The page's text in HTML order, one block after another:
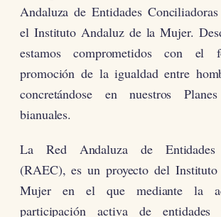
Andaluza de Entidades
el Instituto Andaluz de la Mujer.
estamos comprometidos con
promoción de la igualdad entre
concretándose en nuestros
bianuales.
La Red Andaluza de Entidades
(RAEC), es un proyecto del
Mujer en el que mediante la
participación activa de entidades